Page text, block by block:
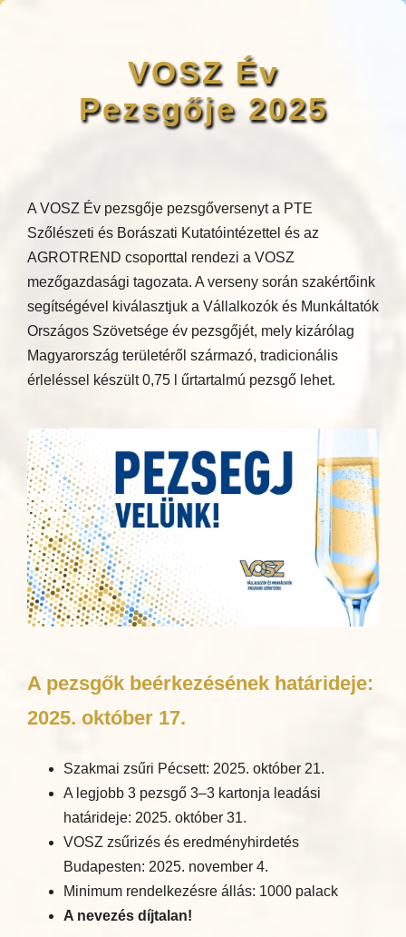
VOSZ Év
Pezsgője 2025
A VOSZ Év pezsgője pezsgőversenyt a PTE
Szőlészeti és Borászati Kutatóintézettel és az
AGROTREND csoporttal rendezi a VOSZ
mezőgazdasági tagozata. A verseny során szakértőink
segítségével kiválasztjuk a Vállalkozók és Munkáltatók
Országos Szövetsége év pezsgőjét, mely kizárólag
Magyarország területéről származó, tradicionális
érleléssel készült 0,75 l űrtartalmú pezsgő lehet.
A pezsgők beérkezésének határideje:
2025. október 17.
Szakmai zsűri Pécsett: 2025. október 21.
A legjobb 3 pezsgő 3–3 kartonja leadási
határideje: 2025. október 31.
VOSZ zsűrizés és eredményhirdetés
Budapesten: 2025. november 4.
Minimum rendelkezésre állás: 1000 palack
A nevezés díjtalan!